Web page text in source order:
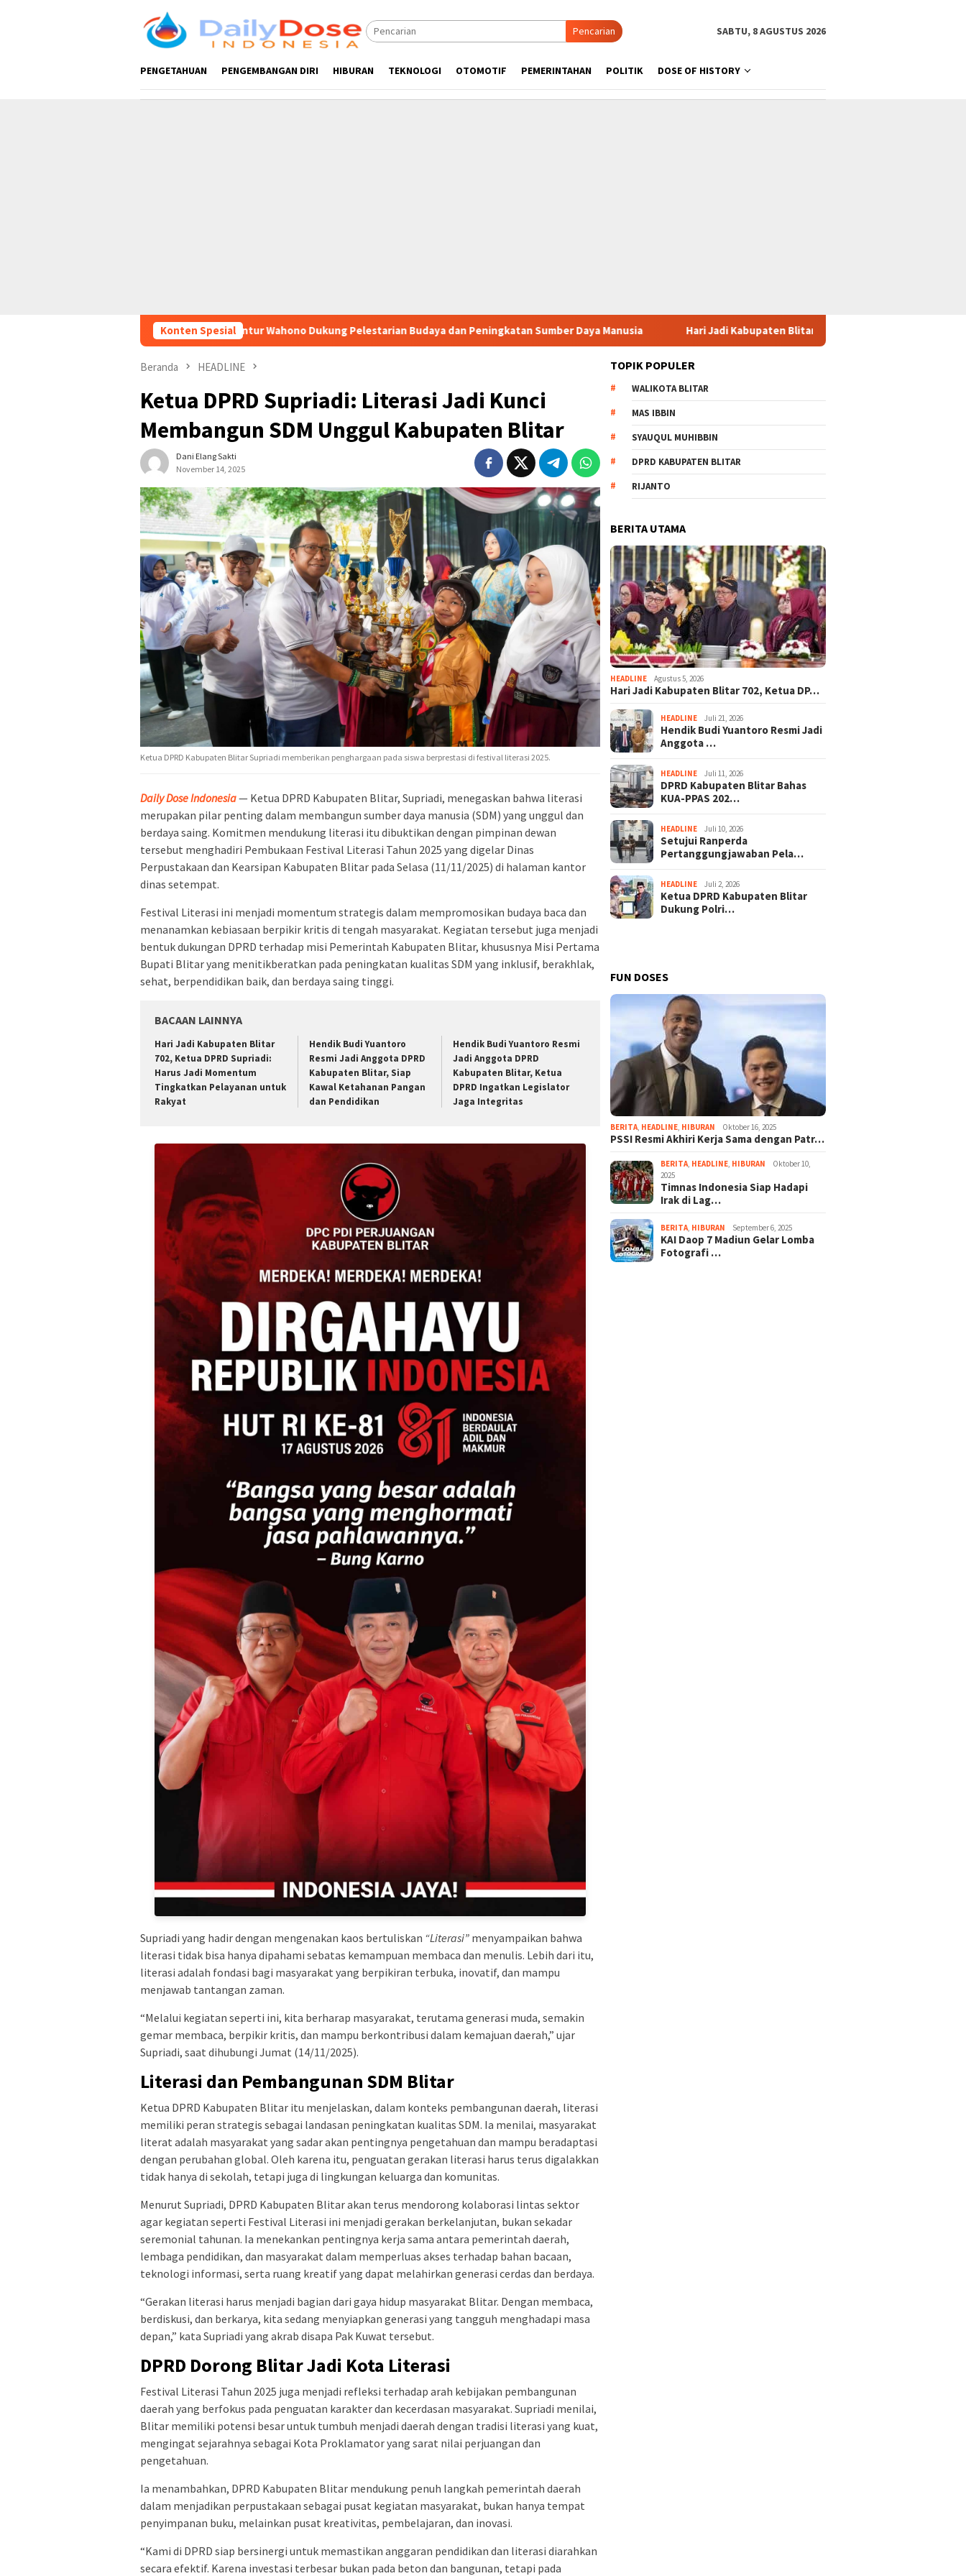
Pencarian SABTU, 8 AGUSTUS 2026
PENGETAHUAN PENGEMBANGAN DIRI HIBURAN TEKNOLOGI OTOMOTIF PEMERINTAHAN POLITIK DOSE OF HISTORY
Konten Spesial
Kabupaten Blitar, Guntur Wahono Dukung Pelestarian Budaya dan Peningkatan Sumber Daya Manusia Hari Jadi Kabupaten Blitar 702, Ketua DPRD Supriadi: Harus Jadi Momentum
Beranda HEADLINE
Ketua DPRD Supriadi: Literasi Jadi Kunci
Membangun SDM Unggul Kabupaten Blitar
Dani Elang Sakti
November 14, 2025
Ketua DPRD Kabupaten Blitar Supriadi memberikan penghargaan pada siswa berprestasi di festival literasi 2025.
Daily Dose Indonesia— Ketua DPRD Kabupaten Blitar, Supriadi, menegaskan bahwa literasi
merupakan pilar penting dalam membangun sumber daya manusia (SDM) yang unggul dan
berdaya saing. Komitmen mendukung literasi itu dibuktikan dengan pimpinan dewan
tersebut menghadiri Pembukaan Festival Literasi Tahun 2025 yang digelar Dinas
Perpustakaan dan Kearsipan Kabupaten Blitar pada Selasa (11/11/2025) di halaman kantor
dinas setempat.
Festival Literasi ini menjadi momentum strategis dalam mempromosikan budaya baca dan
menanamkan kebiasaan berpikir kritis di tengah masyarakat. Kegiatan tersebut juga menjadi
bentuk dukungan DPRD terhadap misi Pemerintah Kabupaten Blitar, khususnya Misi Pertama
Bupati Blitar yang menitikberatkan pada peningkatan kualitas SDM yang inklusif, berakhlak,
sehat, berpendidikan baik, dan berdaya saing tinggi.
BACAAN LAINNYA
Hari Jadi Kabupaten Blitar
702, Ketua DPRD Supriadi:
Harus Jadi Momentum
Tingkatkan Pelayanan untuk
Rakyat
Hendik Budi Yuantoro
Resmi Jadi Anggota DPRD
Kabupaten Blitar, Siap
Kawal Ketahanan Pangan
dan Pendidikan
Hendik Budi Yuantoro Resmi
Jadi Anggota DPRD
Kabupaten Blitar, Ketua
DPRD Ingatkan Legislator
Jaga Integritas
Supriadi yang hadir dengan mengenakan kaos bertuliskan “Literasi” menyampaikan bahwa
literasi tidak bisa hanya dipahami sebatas kemampuan membaca dan menulis. Lebih dari itu,
literasi adalah fondasi bagi masyarakat yang berpikiran terbuka, inovatif, dan mampu
menjawab tantangan zaman.
“Melalui kegiatan seperti ini, kita berharap masyarakat, terutama generasi muda, semakin
gemar membaca, berpikir kritis, dan mampu berkontribusi dalam kemajuan daerah,” ujar
Supriadi, saat dihubungi Jumat (14/11/2025).
Literasi dan Pembangunan SDM Blitar
Ketua DPRD Kabupaten Blitar itu menjelaskan, dalam konteks pembangunan daerah, literasi
memiliki peran strategis sebagai landasan peningkatan kualitas SDM. Ia menilai, masyarakat
literat adalah masyarakat yang sadar akan pentingnya pengetahuan dan mampu beradaptasi
dengan perubahan global. Oleh karena itu, penguatan gerakan literasi harus terus digalakkan
tidak hanya di sekolah, tetapi juga di lingkungan keluarga dan komunitas.
Menurut Supriadi, DPRD Kabupaten Blitar akan terus mendorong kolaborasi lintas sektor
agar kegiatan seperti Festival Literasi ini menjadi gerakan berkelanjutan, bukan sekadar
seremonial tahunan. Ia menekankan pentingnya kerja sama antara pemerintah daerah,
lembaga pendidikan, dan masyarakat dalam memperluas akses terhadap bahan bacaan,
teknologi informasi, serta ruang kreatif yang dapat melahirkan generasi cerdas dan berdaya.
“Gerakan literasi harus menjadi bagian dari gaya hidup masyarakat Blitar. Dengan membaca,
berdiskusi, dan berkarya, kita sedang menyiapkan generasi yang tangguh menghadapi masa
depan,” kata Supriadi yang akrab disapa Pak Kuwat tersebut.
DPRD Dorong Blitar Jadi Kota Literasi
Festival Literasi Tahun 2025 juga menjadi refleksi terhadap arah kebijakan pembangunan
daerah yang berfokus pada penguatan karakter dan kecerdasan masyarakat. Supriadi menilai,
Blitar memiliki potensi besar untuk tumbuh menjadi daerah dengan tradisi literasi yang kuat,
mengingat sejarahnya sebagai Kota Proklamator yang sarat nilai perjuangan dan
pengetahuan.
Ia menambahkan, DPRD Kabupaten Blitar mendukung penuh langkah pemerintah daerah
dalam menjadikan perpustakaan sebagai pusat kegiatan masyarakat, bukan hanya tempat
penyimpanan buku, melainkan pusat kreativitas, pembelajaran, dan inovasi.
“Kami di DPRD siap bersinergi untuk memastikan anggaran pendidikan dan literasi diarahkan
secara efektif. Karena investasi terbesar bukan pada beton dan bangunan, tetapi pada
TOPIK POPULER
WALIKOTA BLITAR
MAS IBBIN
SYAUQUL MUHIBBIN
DPRD KABUPATEN BLITAR
RIJANTO
BERITA UTAMA
HEADLINE Agustus 5, 2026
Hari Jadi Kabupaten Blitar 702, Ketua DP…
HEADLINE Juli 21, 2026
Hendik Budi Yuantoro Resmi Jadi
Anggota …
HEADLINE Juli 11, 2026
DPRD Kabupaten Blitar Bahas
KUA-PPAS 202…
HEADLINE Juli 10, 2026
Setujui Ranperda
Pertanggungjawaban Pela…
HEADLINE Juli 2, 2026
Ketua DPRD Kabupaten Blitar
Dukung Polri…
FUN DOSES
BERITA HEADLINE HIBURAN Oktober 16, 2025
PSSI Resmi Akhiri Kerja Sama dengan Patr…
BERITA HEADLINE HIBURAN
Oktober 10,
2025
Timnas Indonesia Siap Hadapi
Irak di Lag…
BERITA HIBURAN September 6, 2025
KAI Daop 7 Madiun Gelar Lomba
Fotografi …